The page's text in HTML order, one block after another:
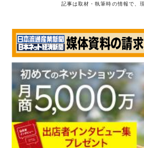
記事は取材・執筆時の情報で、